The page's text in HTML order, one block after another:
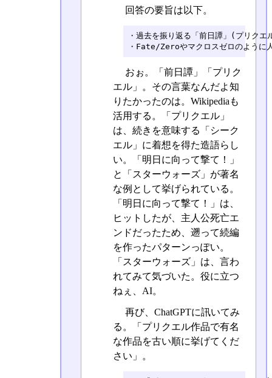
回答の要旨は以下。
・過去を振り返る「前日譚」(プリク
・Fate/Zeroやマクロスゼロのように
おぉ。「前日譚」「プリク
エル」。その言葉なんだよ知
りたかったのは。Wikipediaも
活用する。「プリクエル」
は、続きを意味する「シーク
エル」に着想を得た造語らし
い。「明日に向って撃て！」
と「スターウォーズ」が著名
な例として挙げられている。
「明日に向って撃て！」は、
ヒットしたが、主人公死亡エ
ンドだったため、遡って続編
を作ったパターンっぽい。
「スターウォーズ」は、言わ
れてみて気づいた。役に立つ
ねぇ、AI。
再び、ChatGPTに訊いてみ
る。「プリクエル作品で有名
な作品を古い順に挙げてくだ
さい」。